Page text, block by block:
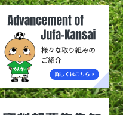
2024年
度
2025年
度